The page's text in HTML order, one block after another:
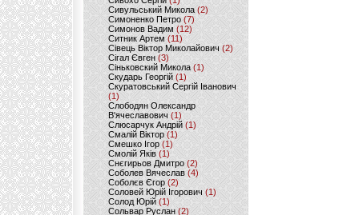
Сивульський Микола(2)
Симоненко Петро(7)
Симонов Вадим (12)
Ситник Артем(11)
Сівець Віктор Миколайович(2)
Сігал Євген (3)
Сіньковский Микола(1)
Скударь Георгій (1)
Скуратовський Сергій Іванович
(1)
Слободян Олександр
В'ячеславович(1)
Слюсарчук Андрій(1)
Смалій Віктор (1)
Смешко Ігор (1)
Смолій Яків (1)
Снєгирьов Дмитро (2)
Соболев Вячеслав (4)
Соболєв Єгор(2)
Соловей Юрій Ігорович (1)
Солод Юрій (1)
Сольвар Руслан (2)